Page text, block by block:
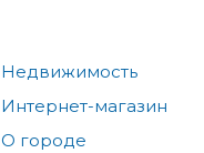
Недвижимость
Интернет-магазин
О городе